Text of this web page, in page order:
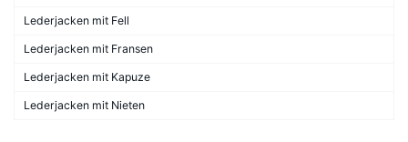
Lederjacken mit Fell
Lederjacken mit Fransen
Lederjacken mit Kapuze
Lederjacken mit Nieten